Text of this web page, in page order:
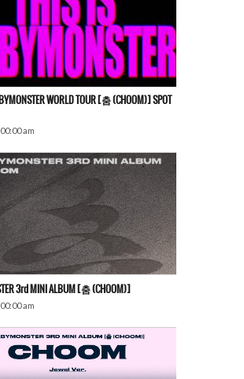
WORLD TOUR [춤 (CHOOM)] SPOT
am
3rd MINI ALBUM [춤 (CHOOM)]
am